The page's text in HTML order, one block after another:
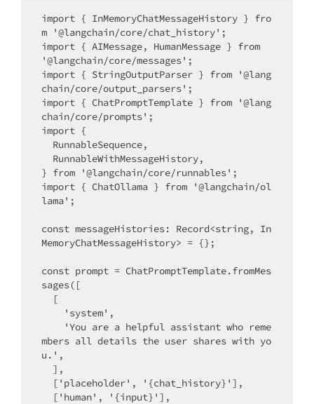
import { InMemoryChatMessageHistory } fro
m '@langchain/core/chat_history';
import { AIMessage, HumanMessage } from
'@langchain/core/messages';
import { StringOutputParser } from '@lang
chain/core/output_parsers';
import { ChatPromptTemplate } from '@lang
chain/core/prompts';
import {
} from '@langchain/core/runnables';
import { ChatOllama } from '@langchain/ol
lama';
const messageHistories: Record<string, In
MemoryChatMessageHistory> = {};
const prompt = ChatPromptTemplate.fromMes
sages([
mbers all details the user shares with yo
u.',